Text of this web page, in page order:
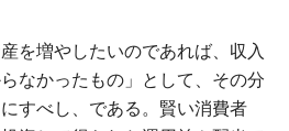
を増やしたいのであれば、収入
なかったもの」として、その分
すべし、である。賢い消費者